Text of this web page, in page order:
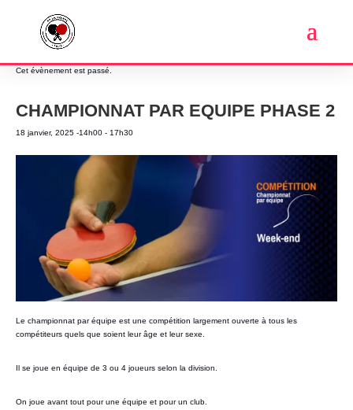
« Tous les Évènements
Cet évènement est passé.
CHAMPIONNAT PAR EQUIPE PHASE 2
18 janvier, 2025 -14h00 - 17h30
Le championnat par équipe est une compétition largement ouverte à tous les
compétiteurs quels que soient leur âge et leur sexe.
Il se joue en équipe de 3 ou 4 joueurs selon la division.
On joue avant tout pour une équipe et pour un club.